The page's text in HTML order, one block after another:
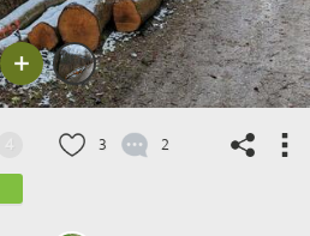
4 3 2